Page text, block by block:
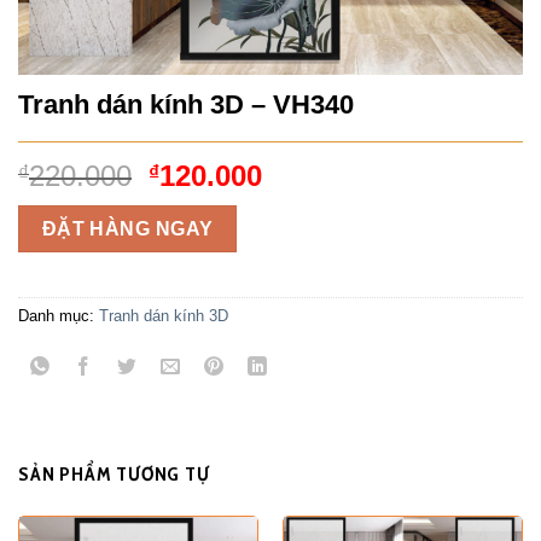
Tranh dán kính 3D – VH340
₫220.000 Giá
gốc
là:
₫220.000.
₫120.000Giá
₫120.000.
ĐẶT HÀNG NGAY
Danh mục: Tranh dán kính 3D
SẢN PHẨM TƯƠNG TỰ